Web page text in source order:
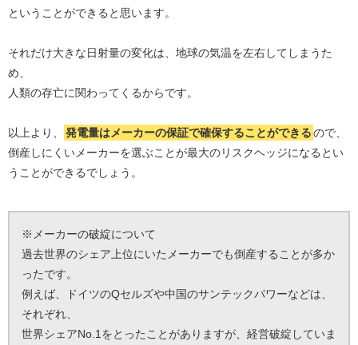
ということができると思います。
それだけ大きな日射量の変化は、地球の気温を左右してしまうた
め、
人類の存亡に関わってくるからです。
以上より、 発電量はメーカーの保証で確保することができるので、
倒産しにくいメーカーを選ぶことが最大のリスクヘッジになるとい
うことができるでしょう。
※メーカーの破綻について
過去世界のシェア上位にいたメーカーでも倒産することが多か
ったです。
例えば、ドイツのQセルズや中国のサンテックパワーなどは、
それぞれ、
世界シェアNo.1をとったことがありますが、経営破綻していま